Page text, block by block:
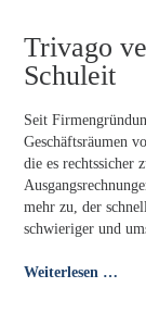
Trivago
Schuleit​
Seit
Geschäftsräumen
die es rechtssicher
mehr zu, der
schwieriger und
Weiterlesen …